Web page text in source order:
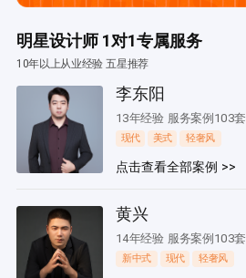
明星设计师 1对1专属服务
10年以上从业经验 五星推荐
李东阳
13年经验 服务案例103套
现代 美式 轻奢风
点击查看全部案例 >>
黄兴
14年经验 服务案例103套
新中式 现代 轻奢风